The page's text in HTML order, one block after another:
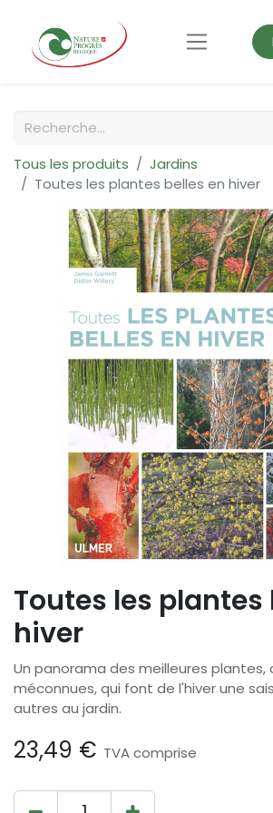
Tous les produits
Jardins
Toutes les plantes belles en hiver
Toutes les plantes
hiver
Un panorama des meilleures plantes,
méconnues, qui font de l'hiver une
autres au jardin.
23,49 € TVA comprise